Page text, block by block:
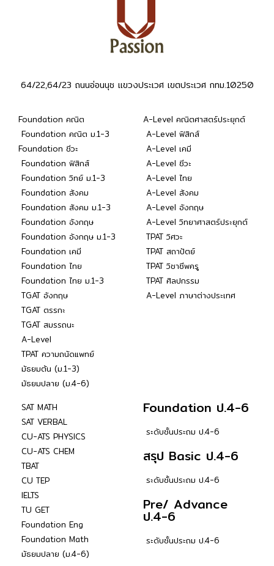
64/22,64/23 ถนนอ่อนนุช แขวงประเวศ เขตประเวศ กทม.10250
Foundation คณิต
Foundation คณิต ม.1-3
Foundation ชีวะ
Foundation ฟิสิกส์
Foundation วิทย์ ม.1-3
Foundation สังคม
Foundation สังคม ม.1-3
Foundation อังกฤษ
Foundation อังกฤษ ม.1-3
Foundation เคมี
Foundation ไทย
Foundation ไทย ม.1-3
TGAT อังกฤษ
TGAT ตรรกะ
TGAT สมรรถนะ
A-Level
TPAT ความถนัดแพทย์
มัธยมต้น (ม.1-3)
มัธยมปลาย (ม.4-6)
A-Level คณิตศาสตร์ประยุกต์
A-Level ฟิสิกส์
A-Level เคมี
A-Level ชีวะ
A-Level ไทย
A-Level สังคม
A-Level อังกฤษ
A-Level วิทยาศาสตร์ประยุกต์
TPAT วิศวะ
TPAT สถาปัตย์
TPAT วิชาชีพครู
TPAT ศิลปกรรม
A-Level ภาษาต่างประเทศ
SAT MATH
SAT VERBAL
CU-ATS PHYSICS
CU-ATS CHEM
TBAT
CU TEP
IELTS
TU GET
Foundation Eng
Foundation Math
มัธยมปลาย (ม.4-6)
Foundation ป.4-6
ระดับชั้นประถม ป.4-6
สรุป Basic ป.4-6
ระดับชั้นประถม ป.4-6
Pre/ Advance
ป.4-6
ระดับชั้นประถม ป.4-6